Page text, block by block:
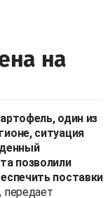
на
один из
ситуация
позволили
поставки
, передает